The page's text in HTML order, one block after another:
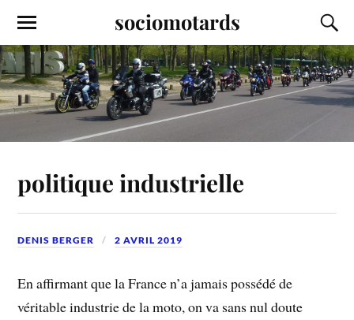
sociomotards
politique industrielle
DENIS BERGER 2 AVRIL 2019
En affirmant que la France n’a jamais possédé de
véritable industrie de la moto, on va sans nul doute